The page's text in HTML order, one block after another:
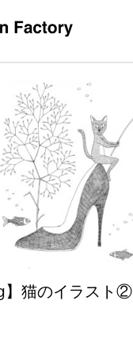
】猫のイラスト②